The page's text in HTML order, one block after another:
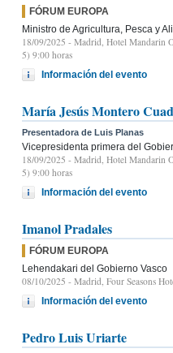
FÓRUM EUROPA
Ministro de Agricultura, Pesca y
18/09/2025 - Madrid, Hotel Mandarin
5) 9:00 horas
Información del evento
María Jesús Montero
Presentadora de Luis Planas
Vicepresidenta primera del
18/09/2025 - Madrid, Hotel Mandarin
5) 9:00 horas
Información del evento
Imanol Pradales
FÓRUM EUROPA
Lehendakari del Gobierno Vasco
08/10/2025 - Madrid, Four Seasons
Información del evento
Pedro Luis Uriarte